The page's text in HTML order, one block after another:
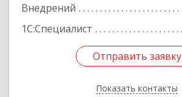
Внедрений
1С:Специалист
Отправить заявку
Показать контакты
Отправить заявку
Назад